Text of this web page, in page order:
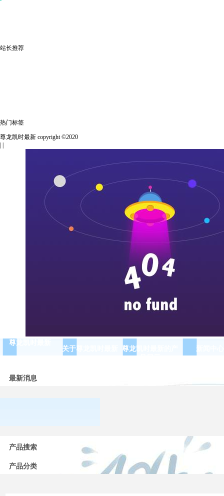
站长推荐
热门标签
尊龙凯时最新 copyright ©2020
尊龙凯时最新
关于尊龙凯时最新
尊龙凯时最新的产
新闻中心
最新消息
常用
低压
产品搜索
产品分类